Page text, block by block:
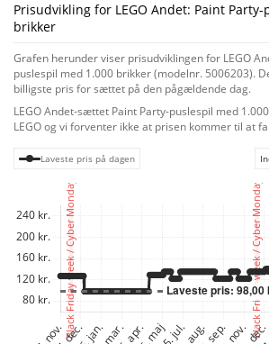
Prisudvikling for LEGO Andet: Paint
brikker
Grafen herunder viser prisudviklingen for LEGO
puslespil med 1.000 brikker (modelnr. 5006203).
billigste pris for sættet på den pågældende dag.
LEGO Andet-sættet Paint Party-puslespil med
LEGO og vi forventer ikke at prisen kommer til at
Laveste pris på dagen